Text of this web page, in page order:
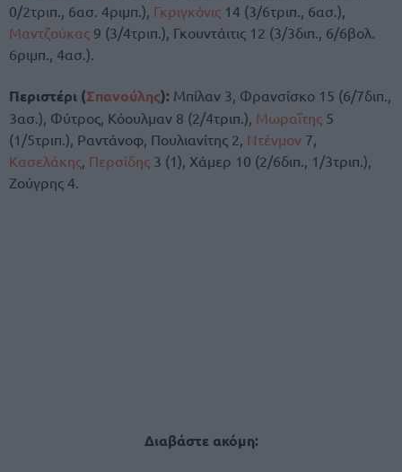
0/2τριπ., 6ασ. 4ριμπ.), Γκριγκόνις 14 (3/6τριπ., 6ασ.),
Μαντζούκας 9 (3/4τριπ.), Γκουντάιτις 12 (3/3διπ., 6/6βολ.
6ριμπ., 4ασ.).
Περιστέρι (Σπανούλης): Μπίλαν 3, Φρανσίσκο 15 (6/7διπ.,
3ασ.), Φύτρος, Κόουλμαν 8 (2/4τριπ.), Μωραΐτης 5
(1/5τριπ.), Ραντάνοφ, Πουλιανίτης 2, Ντένμον 7,
Κασελάκης Περσίδης 3 (1), Χάμερ 10 (2/6διπ., 1/3τριπ.),
Ζούγρης 4.
Διαβάστε ακόμη: